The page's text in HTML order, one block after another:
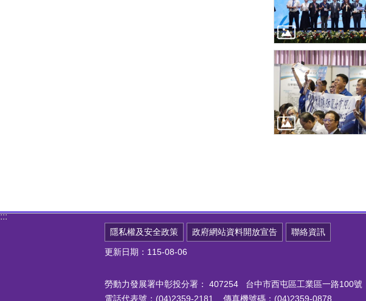
:::
隱私權及安全政策 政府網站資料開放宣告 聯絡資訊
更新日期：115-08-06
勞動力發展署中彰投分署： 407254 台中市西屯區工業區一路100號
電話代表號：(04)2359-2181 傳真機號碼：(04)2359-0878